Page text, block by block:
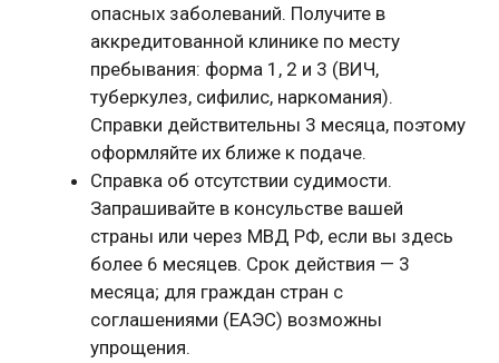
опасных заболеваний. Получите в
аккредитованной клинике по месту
пребывания: форма 1, 2 и 3 (ВИЧ,
туберкулез, сифилис, наркомания).
Справки действительны 3 месяца, поэтому
оформляйте их ближе к подаче.
Справка об отсутствии судимости.
Запрашивайте в консульстве вашей
страны или через МВД РФ, если вы здесь
более 6 месяцев. Срок действия — 3
месяца; для граждан стран с
соглашениями (ЕАЭС) возможны
упрощения.